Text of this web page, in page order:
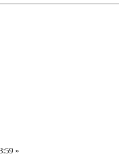
»